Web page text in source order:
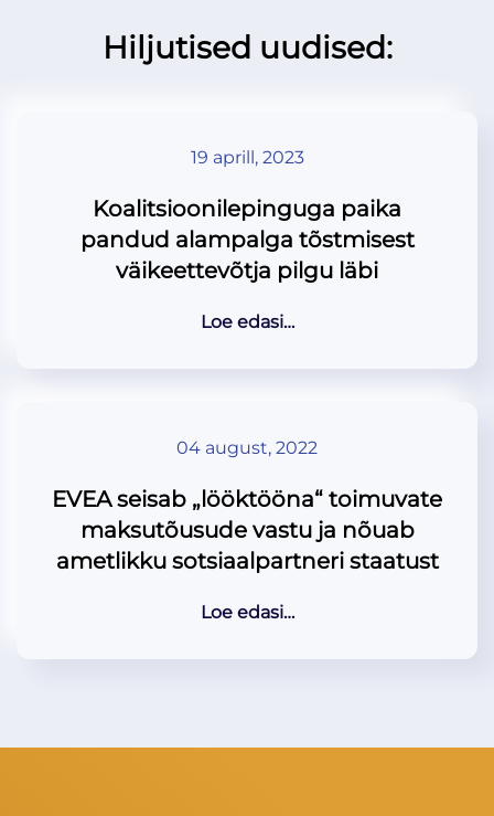
Hiljutised uudised:
19 aprill, 2023
Koalitsioonilepinguga paika
pandud alampalga tõstmisest
väikeettevõtja pilgu läbi
Loe edasi…
04 august, 2022
EVEA seisab „lööktööna“ toimuvate
maksutõusude vastu ja nõuab
ametlikku sotsiaalpartneri staatust
Loe edasi…